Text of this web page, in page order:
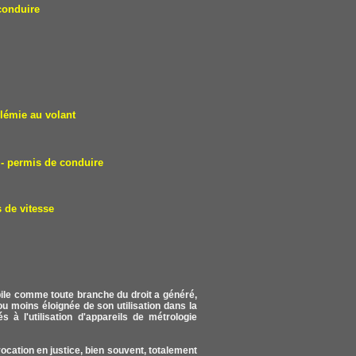
au volant
permis de conduire
de vitesse
comme toute branche du droit a généré,
moins éloignée de son utilisation dans la
à l'utilisation d'appareils de métrologie
en justice, bien souvent, totalement